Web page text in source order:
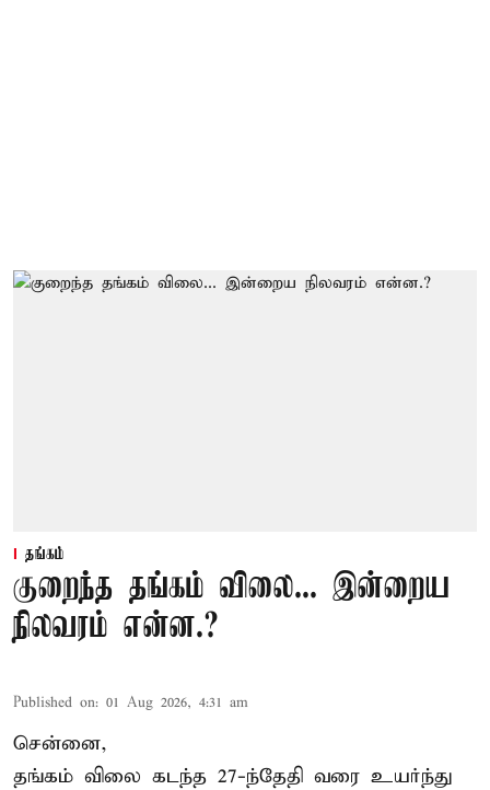
தங்கம்
குறைந்த தங்கம் விலை... இன்றைய
நிலவரம் என்ன.?
Published on: 01 Aug 2026, 4:31 am
சென்னை,
தங்கம் விலை கடந்த 27-ந்தேதி வரை உயர்ந்து